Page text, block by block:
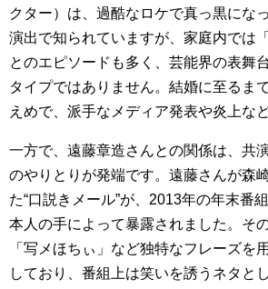
クター）は、過酷なロケで真っ黒にな
演出で知られていますが、家庭内では
とのエピソードも多く、芸能界の表舞
タイプではありません。結婚に至るま
えめで、派手なメディア発表や炎上な
一方で、遠藤章造さんとの関係は、共
のやりとりが発端です。遠藤さんが森
た“口説きメール”が、2013年の年末番
本人の手によって暴露されました。そ
「写メほちぃ」など独特なフレーズを
しており、番組上は笑いを誘うネタと